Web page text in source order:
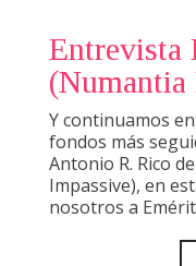
Entrevista
Y continuamos
fondos más
Antonio R. Rico
Impassive), en
nosotros a